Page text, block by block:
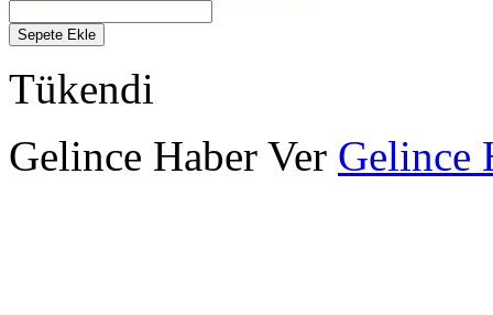
Sepete Ekle
Tükendi
Gelince Haber Ver Gelince